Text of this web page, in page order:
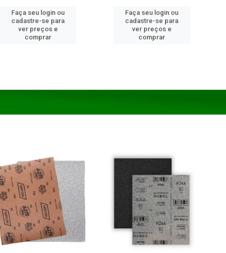
Faça seu login ou
cadastre-se para
ver preços e
comprar
Faça seu login ou
cadastre-se para
ver preços e
comprar